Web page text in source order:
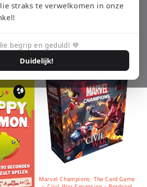
Ajouter au panier
Marvel Champions: The Card Game
straks te verwelkomen in onze
begrip en geduld! 💙
Duidelijk!